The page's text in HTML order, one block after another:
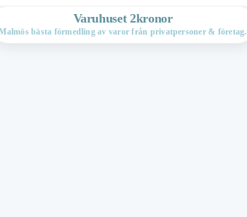
Varuhuset 2kronor
bästa förmedling av varor från privatpersoner & företag.